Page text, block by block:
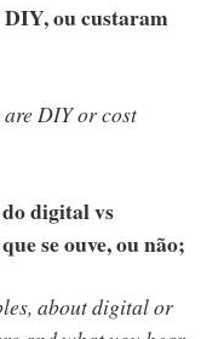
DIY, ou custaram
DIY or cost
digital vs
se ouve, ou não;
about digital or